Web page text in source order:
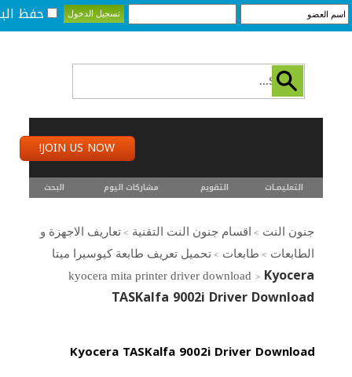
حفظ
JOIN US NOW!
التعليمـــات التقويم مشاركات اليوم البحث
جنون النت > اقسام جنون النت التقنية > تعاريف الاجهزة و
الطابعات > طابعات > تحميل تعريف طابعة كيوسيرا ميتا
kyocera mita printer driver download > Kyocera
TASKalfa 9002i Driver Download
Kyocera TASKalfa 9002i Driver Download